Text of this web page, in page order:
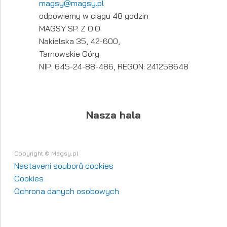
magsy@magsy.pl
odpowiemy w ciągu 48 godzin
MAGSY SP. Z O.O.
Nakielska 35, 42-600,
Tarnowskie Góry
NIP: 645-24-88-486, REGON: 241258648
Nasza hala
Copyright © Magsy.pl
Nastavení souborů cookies
Cookies
Ochrona danych osobowych